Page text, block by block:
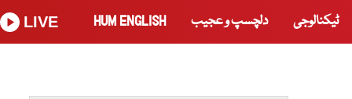
ٹیکنالوجی دلچسپ و عجیب HUM ENGLISH
LIVE